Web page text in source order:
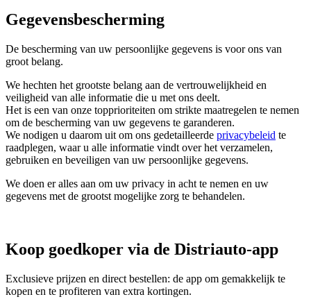
Gegevensbescherming
De bescherming van uw persoonlijke gegevens is voor ons van
groot belang.
We hechten het grootste belang aan de vertrouwelijkheid en
veiligheid van alle informatie die u met ons deelt.
Het is een van onze topprioriteiten om strikte maatregelen te nemen
om de bescherming van uw gegevens te garanderen.
We nodigen u daarom uit om ons gedetailleerde privacybeleid te
raadplegen, waar u alle informatie vindt over het verzamelen,
gebruiken en beveiligen van uw persoonlijke gegevens.
We doen er alles aan om uw privacy in acht te nemen en uw
gegevens met de grootst mogelijke zorg te behandelen.
Koop goedkoper via de Distriauto-app
Exclusieve prijzen en direct bestellen: de app om gemakkelijk te
kopen en te profiteren van extra kortingen.